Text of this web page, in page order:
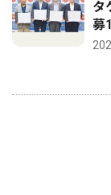
タ
募